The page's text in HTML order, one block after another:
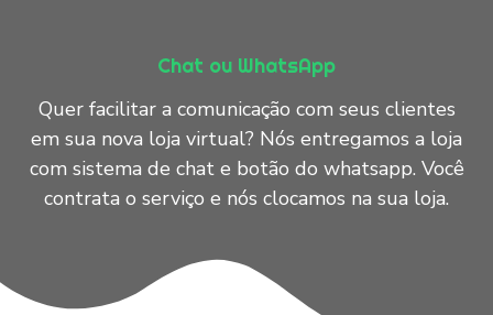
Chat ou WhatsApp
Quer facilitar a comunicação com seus clientes
em sua nova loja virtual? Nós entregamos a loja
com sistema de chat e botão do whatsapp. Você
contrata o serviço e nós clocamos na sua loja.